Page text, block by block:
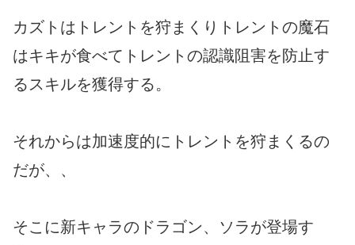
カズトはトレントを狩まくりトレントの魔石
はキキが食べてトレントの認識阻害を防止す
るスキルを獲得する。
それからは加速度的にトレントを狩まくるの
だが、、
そこに新キャラのドラゴン、ソラが登場す